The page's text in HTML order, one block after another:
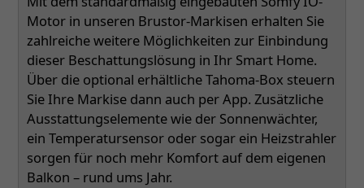
Motor in unseren Brustor-Markisen erhalten Sie
zahlreiche weitere Möglichkeiten zur Einbindung
dieser Beschattungslösung in Ihr Smart Home.
Über die optional erhältliche Tahoma-Box steuern
Sie Ihre Markise dann auch per App. Zusätzliche
Ausstattungselemente wie der Sonnenwächter,
ein Temperatursensor oder sogar ein Heizstrahler
sorgen für noch mehr Komfort auf dem eigenen
Balkon – rund ums Jahr.